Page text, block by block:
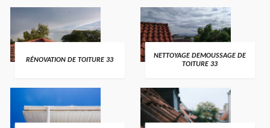
RÉNOVATION DE TOITURE 33
NETTOYAGE DEMOUSSAGE DE
TOITURE 33